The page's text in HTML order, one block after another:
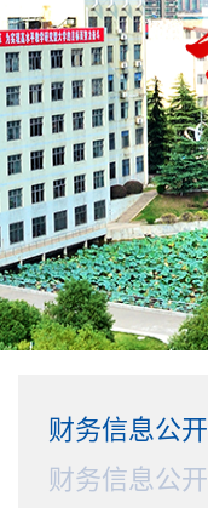
财务信息公开
财务信息公开